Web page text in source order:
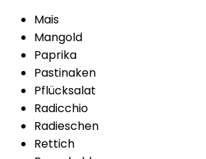
Mais
Mangold
Paprika
Pastinaken
Pflücksalat
Radicchio
Radieschen
Rettich